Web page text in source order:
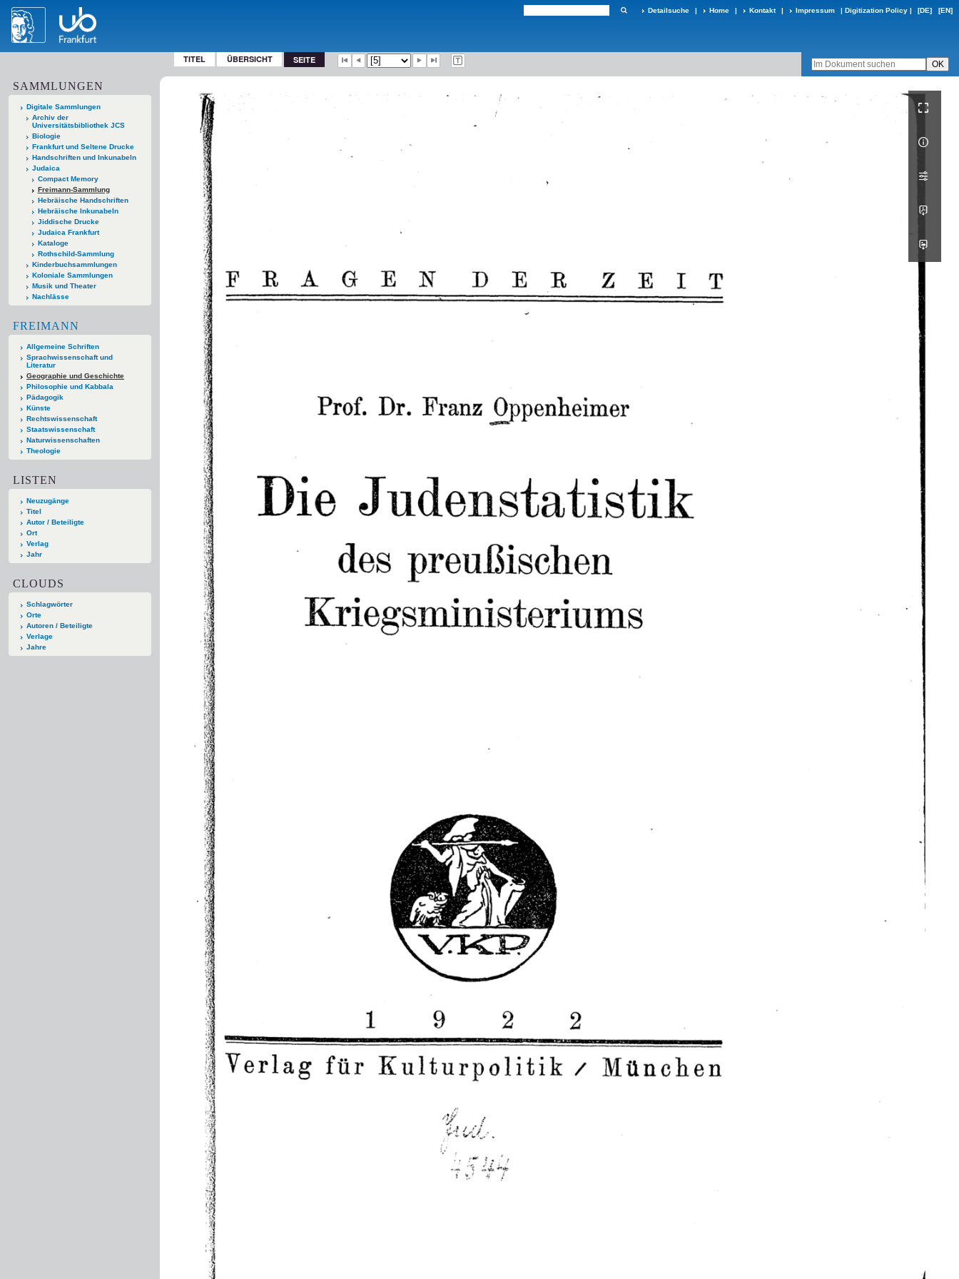
Detailsuche | Home | Kontakt | Impressum | Digitization Policy | [DE] [EN]
TITEL ÜBERSICHT SEITE
SAMMLUNGEN
Digitale Sammlungen
Archiv der
Universitätsbibliothek JCS
Biologie
Frankfurt und Seltene Drucke
Handschriften und Inkunabeln
Judaica
Compact Memory
Freimann-Sammlung
Hebräische Handschriften
Hebräische Inkunabeln
Jiddische Drucke
Judaica Frankfurt
Kataloge
Rothschild-Sammlung
Kinderbuchsammlungen
Koloniale Sammlungen
Musik und Theater
Nachlässe
FREIMANN
Allgemeine Schriften
Sprachwissenschaft und
Literatur
Geographie und Geschichte
Philosophie und Kabbala
Pädagogik
Künste
Rechtswissenschaft
Staatswissenschaft
Naturwissenschaften
Theologie
LISTEN
Neuzugänge
Titel
Autor / Beteiligte
Ort
Verlag
Jahr
CLOUDS
Schlagwörter
Orte
Autoren / Beteiligte
Verlage
Jahre